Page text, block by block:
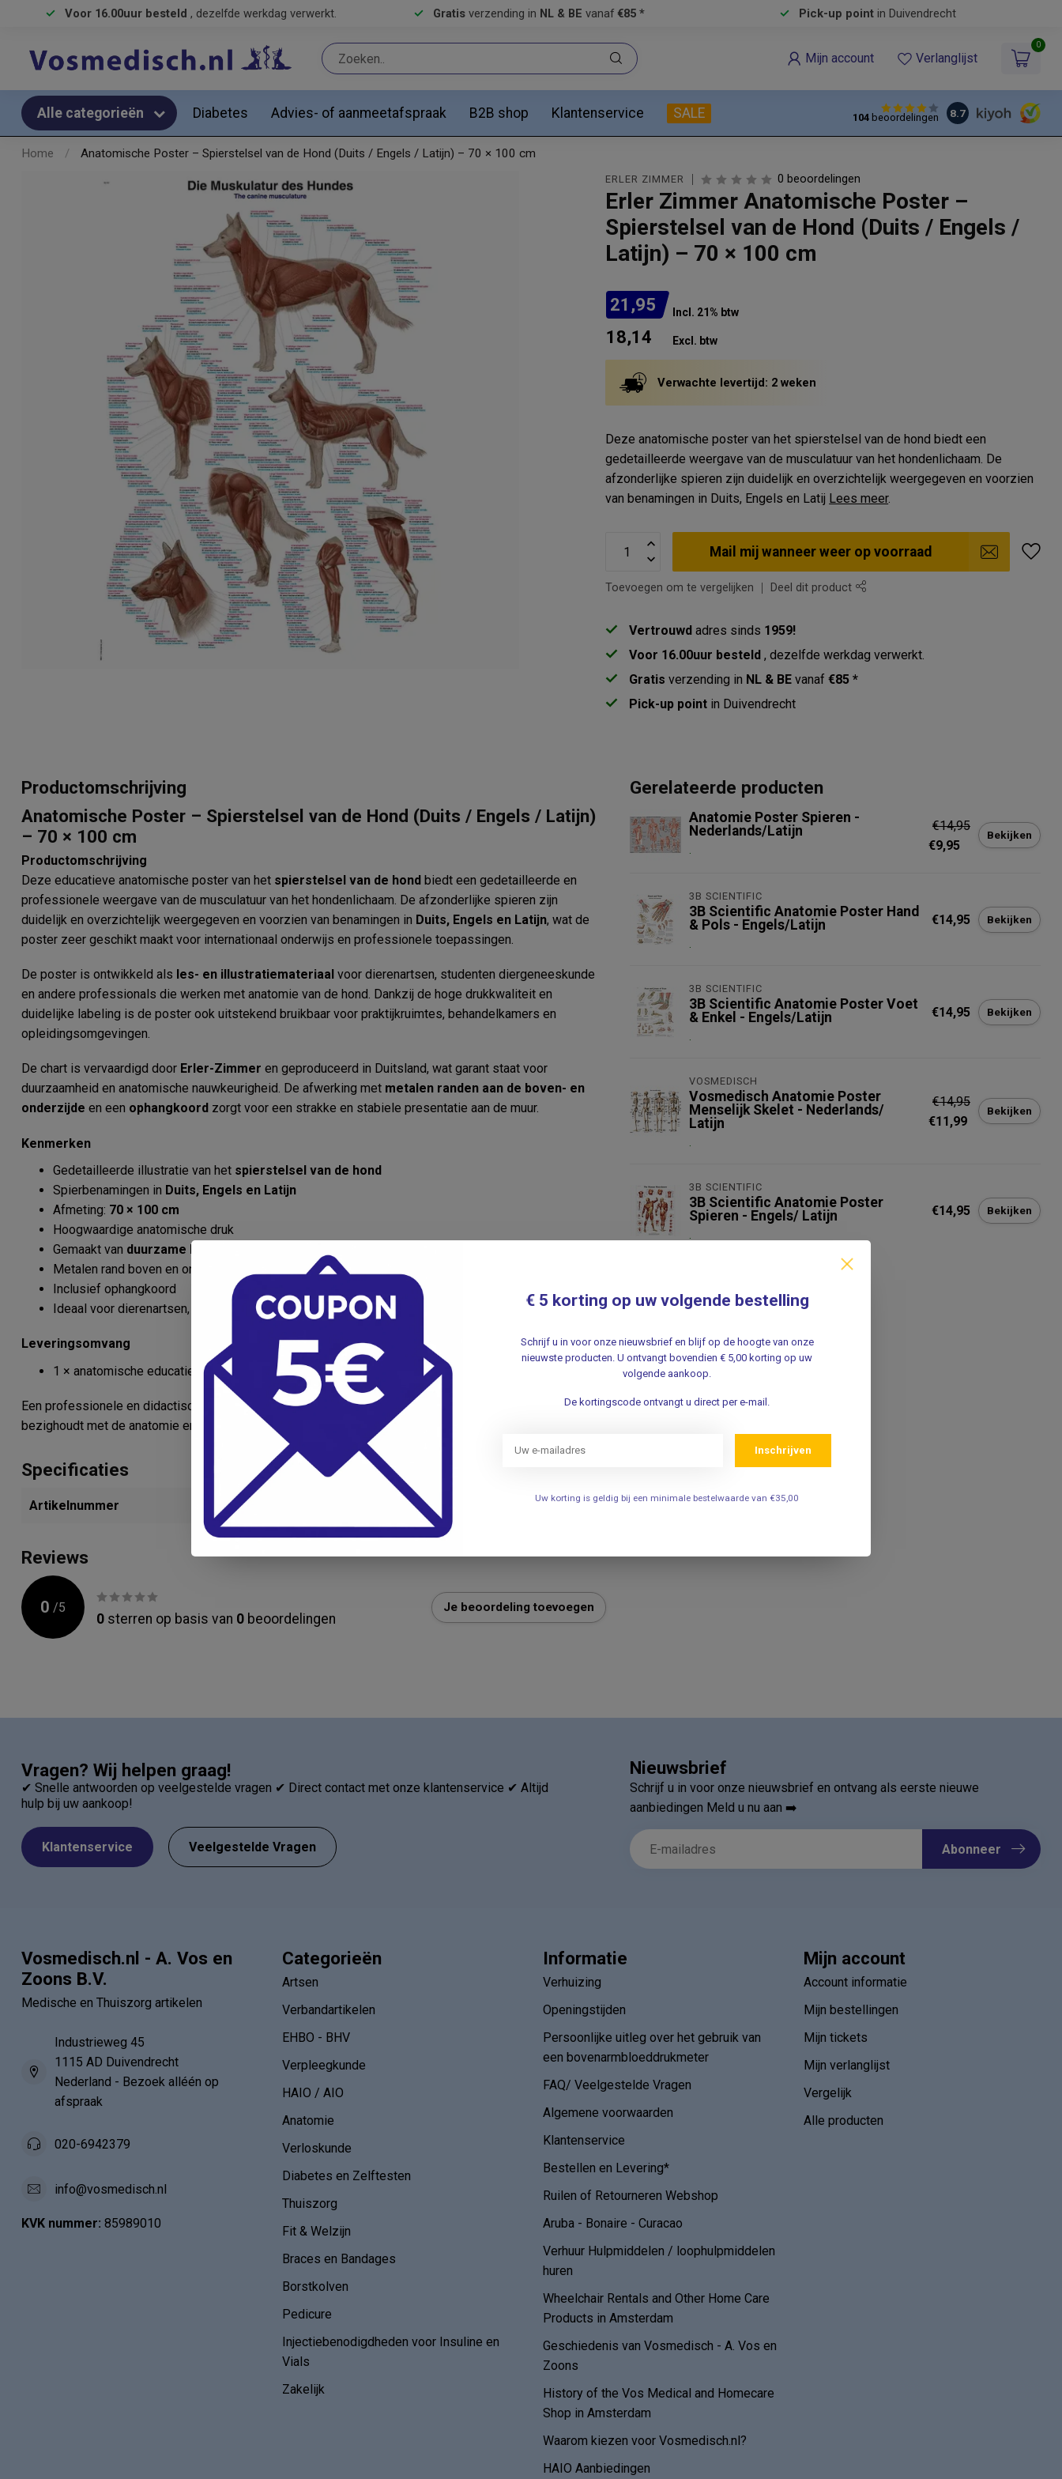
Voor 16.00uur besteld , dezelfde werkdag verwerkt. Gratis verzending in NL & BE vanaf €85 * Pick-up pointin Duivendrecht
Mijn account Verlanglijst
0
Alle categorieën Diabetes Advies- of aanmeetafspraak B2B shop Klantenservice SALE 104beoordelingen 8.7
Home / Anatomische Poster – Spierstelsel van de Hond (Duits / Engels / Latijn) – 70 × 100 cm
ERLER ZIMMER 0 beoordelingen
Erler Zimmer Anatomische Poster –
Spierstelsel van de Hond (Duits / Engels /
Latijn) – 70 × 100 cm
21,95 Incl. 21% btw
18,14 Excl. btw
Verwachte levertijd: 2 weken
Deze anatomische poster van het spierstelsel van de hond biedt een
gedetailleerde weergave van de musculatuur van het hondenlichaam. De
afzonderlijke spieren zijn duidelijk en overzichtelijk weergegeven en voorzien
van benamingen in Duits, Engels en Latij Lees meer.
Mail mij wanneer weer op voorraad
Toevoegen om te vergelijken Deel dit product
Vertrouwd adres sinds 1959!
Voor 16.00uur besteld, dezelfde werkdag verwerkt.
Gratis verzending in NL & BE vanaf€85 *
Pick-up point in Duivendrecht
Productomschrijving
Anatomische Poster – Spierstelsel van de Hond (Duits / Engels / Latijn)
– 70 × 100 cm
Productomschrijving
Deze educatieve anatomische poster van het spierstelsel van de hond biedt een gedetailleerde en
professionele weergave van de musculatuur van het hondenlichaam. De afzonderlijke spieren zijn
duidelijk en overzichtelijk weergegeven en voorzien van benamingen in Duits, Engels en Latijn, wat de
poster zeer geschikt maakt voor internationaal onderwijs en professionele toepassingen.
De poster is ontwikkeld als les- en illustratiemateriaal voor dierenartsen, studenten diergeneeskunde
en andere professionals die werken met anatomie van de hond. Dankzij de hoge drukkwaliteit en
duidelijke labeling is de poster ook uitstekend bruikbaar voor praktijkruimtes, behandelkamers en
opleidingsomgevingen.
De chart is vervaardigd door Erler-Zimmer en geproduceerd in Duitsland, wat garant staat voor
duurzaamheid en anatomische nauwkeurigheid. De afwerking met metalen randen aan de boven- en
onderzijde en een ophangkoord zorgt voor een strakke en stabiele presentatie aan de muur.
Kenmerken
Gedetailleerde illustratie van het spierstelsel van de hond
Spierbenamingen in Duits, Engels en Latijn
Afmeting: 70 × 100 cm
Hoogwaardige anatomische druk
Gemaakt van duurzame kunststof folie (200 µm)
Metalen rand boven en onder
Inclusief ophangkoord
Ideaal voor dierenartsen, studenten en onderwijsinstellingen
Leveringsomvang
1 × anatomische educatieve poster “Dog Musculature”
Een professionele en didactisch sterke anatomische wandposter die onmisbaar is voor iedereen die zich
bezighoudt met de anatomie en spieropbouw van de hond.
Specificaties
Artikelnummer
Reviews
0 /5
0 sterren op basis van 0 beoordelingen
Je beoordeling toevoegen
Gerelateerde producten
Anatomie Poster Spieren -
Nederlands/Latijn
.
€14,95
€9,95
Bekijken
3B SCIENTIFIC
3B Scientific Anatomie Poster Hand
& Pols - Engels/Latijn
.
€14,95 Bekijken
3B SCIENTIFIC
3B Scientific Anatomie Poster Voet
& Enkel - Engels/Latijn
.
€14,95 Bekijken
VOSMEDISCH
Vosmedisch Anatomie Poster
Menselijk Skelet - Nederlands/
Latijn
.
€14,95
€11,99
Bekijken
3B SCIENTIFIC
3B Scientific Anatomie Poster
Spieren - Engels/ Latijn
.
€14,95 Bekijken
Vragen? Wij helpen graag!
✔ Snelle antwoorden op veelgestelde vragen ✔ Direct contact met onze klantenservice ✔ Altijd
hulp bij uw aankoop!
Klantenservice Veelgestelde Vragen
Nieuwsbrief
Schrijf u in voor onze nieuwsbrief en ontvang als eerste nieuwe
aanbiedingen Meld u nu aan ➡️
Abonneer
Vosmedisch.nl - A. Vos en
Zoons B.V.
Medische en Thuiszorg artikelen
Industrieweg 45
1115 AD Duivendrecht
Nederland - Bezoek alléén op
afspraak
020-6942379
info@vosmedisch.nl
KVK nummer: 85989010
Categorieën
Artsen
Verbandartikelen
EHBO - BHV
Verpleegkunde
HAIO / AIO
Anatomie
Verloskunde
Diabetes en Zelftesten
Thuiszorg
Fit & Welzijn
Braces en Bandages
Borstkolven
Pedicure
Injectiebenodigdheden voor Insuline en
Vials
Zakelijk
Informatie
Verhuizing
Openingstijden
Persoonlijke uitleg over het gebruik van
een bovenarmbloeddrukmeter
FAQ/ Veelgestelde Vragen
Algemene voorwaarden
Klantenservice
Bestellen en Levering*
Ruilen of Retourneren Webshop
Aruba - Bonaire - Curacao
Verhuur Hulpmiddelen / loophulpmiddelen
huren
Wheelchair Rentals and Other Home Care
Products in Amsterdam
Geschiedenis van Vosmedisch - A. Vos en
Zoons
History of the Vos Medical and Homecare
Shop in Amsterdam
Waarom kiezen voor Vosmedisch.nl?
HAIO Aanbiedingen
Mijn account
Account informatie
Mijn bestellingen
Mijn tickets
Mijn verlanglijst
Vergelijk
Alle producten
€ 5 korting op uw volgende bestelling
Schrijf u in voor onze nieuwsbrief en blijf op de hoogte van onze
nieuwste producten. U ontvangt bovendien € 5,00 korting op uw
volgende aankoop.
De kortingscode ontvangt u direct per e-mail.
Inschrijven
Uw korting is geldig bij een minimale bestelwaarde van €35,00